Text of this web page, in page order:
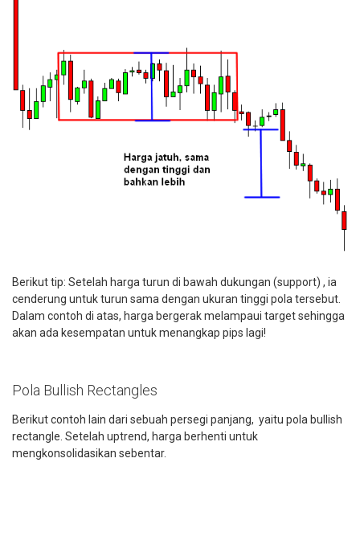
Berikut tip: Setelah harga turun di bawah dukungan (support) , ia
cenderung untuk turun sama dengan ukuran tinggi pola tersebut.
Dalam contoh di atas, harga bergerak melampaui target sehingga
akan ada kesempatan untuk menangkap pips lagi!
Pola Bullish Rectangles
Berikut contoh lain dari sebuah persegi panjang, yaitu pola bullish
rectangle. Setelah uptrend, harga berhenti untuk
mengkonsolidasikan sebentar.